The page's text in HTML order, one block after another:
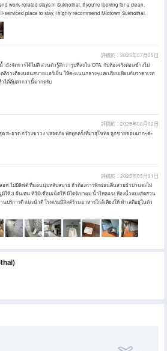
work-related stays in Sukhothai. If you're looking for a clean,
serviced place to stay, I highly recommend Midtown Sukhothai.
評價於：2025年07月05日
ำยังจัดการได้ไม่ดี ส่วนตัวรู้สึกว่ารูปที่ลงใน OTA. กับห้องจริงค่อนข้างไม่
ดีว่าเตียงนอนสบายเเอร์เย็น ให้คะเเนนกลางๆเเค่เปรียบเทียบกับราคาเรท
ได้คุ้มค่ากว่านี้มากครับ
評價於：2025年06月02日
ด สะอาด กว้างขวาง ปลอดภัย พักทุกครั้งที่มาสุโขทัย ลูกชายชอบมากๆค่ะ
評價於：2025年05月31日
อฟ ไม่มีลิฟต์ ที่นอนนุ่มหลับสบาย ถ้าต้องการพักผ่อนตื่นสายผ้าม่านจะไม่
ให้ 3 ผืน/คน ทีวีมีเชื่อมเน็ตให้ มีไดร์เป่าผม น้ำไหลแรง ห้องน้ำแบ่งสัดส่วน
นบริการดี แนะนำดี โรงแรมมีลิสต์ร้านอาหารใกล้เคียงให้ ทำเลดีอยู่ในตัว